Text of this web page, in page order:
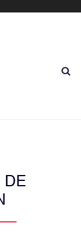
DE